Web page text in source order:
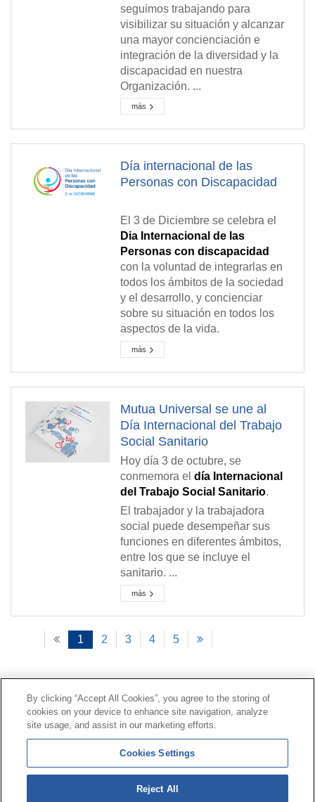
seguimos trabajando para
visibilizar su situación y alcanzar
una mayor concienciación e
integración de la diversidad y la
discapacidad en nuestra
Organización. ...
más
Día internacional de las
Personas con Discapacidad
El 3 de Diciembre se celebra el
Dia Internacional de las
Personas con discapacidad
con la voluntad de integrarlas en
todos los ámbitos de la sociedad
y el desarrollo, y concienciar
sobre su situación en todos los
aspectos de la vida.
más
Mutua Universal se une al
Día Internacional del Trabajo
Social Sanitario
Hoy día 3 de octubre, se
conmemora eldía Internacional
del Trabajo Social Sanitario.
El trabajador y la trabajadora
social puede desempeñar sus
funciones en diferentes ámbitos,
entre los que se incluye el
sanitario. ...
más
Previous
1 (current)
2 3 4 5 Next
Línea Universal 900 203 203|Zona Privada Comisión de
Prestaciones Especiales
|Zona Privada Proveedor
Sanitario
© Mutua Universal 2026 | Mapa del sitio | Aviso legal
Política de Protección de Datos
By clicking “Accept All Cookies”, you agree to the storing of
cookies on your device to enhance site navigation, analyze
site usage, and assist in our marketing efforts.
Cookies Settings
Reject All